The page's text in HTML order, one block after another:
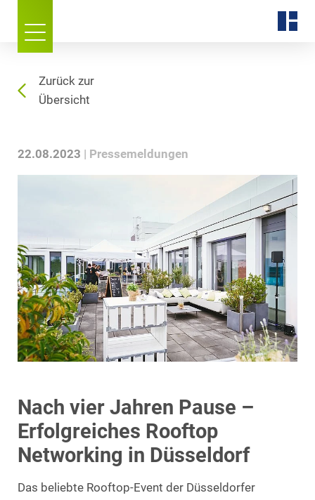
Zurück zur
Übersicht
22.08.2023 Pressemeldungen
Nach vier Jahren Pause –
Erfolgreiches Rooftop
Networking in Düsseldorf
Das beliebte Rooftop-Event der Düsseldorfer